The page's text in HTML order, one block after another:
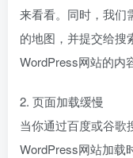
来看看。同时，我们
的地图，并提交给搜
WordPress网站的内
2. 页面加载缓慢
当你通过百度或谷歌
WordPress网站加载